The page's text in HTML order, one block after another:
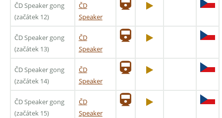
ČD Speaker gong
(začátek 12)
ČD
Speaker
ČD Speaker gong
(začátek 13)
ČD
Speaker
ČD Speaker gong
(začátek 14)
ČD
Speaker
ČD Speaker gong
(začátek 15)
ČD
Speaker